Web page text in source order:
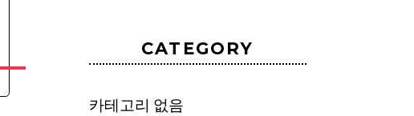
CATEGORY
카테고리 없음